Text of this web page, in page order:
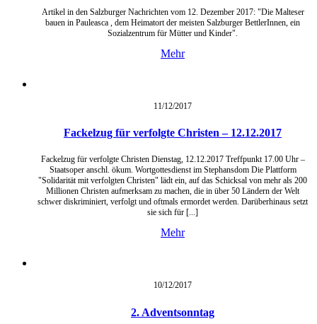
Artikel in den Salzburger Nachrichten vom 12. Dezember 2017: "Die Malteser
bauen in Pauleasca , dem Heimatort der meisten Salzburger BettlerInnen, ein
Sozialzentrum für Mütter und Kinder".
Mehr
11/12/2017
Fackelzug für verfolgte Christen – 12.12.2017
Fackelzug für verfolgte Christen Dienstag, 12.12.2017 Treffpunkt 17.00 Uhr –
Staatsoper anschl. ökum. Wortgottesdienst im Stephansdom Die Plattform
"Solidarität mit verfolgten Christen" lädt ein, auf das Schicksal von mehr als 200
Millionen Christen aufmerksam zu machen, die in über 50 Ländern der Welt
schwer diskriminiert, verfolgt und oftmals ermordet werden. Darüberhinaus setzt
sie sich für [...]
Mehr
10/12/2017
2. Adventsonntag